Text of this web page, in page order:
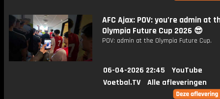
AFC Ajax: POV: you’re admin at
Olympia Future Cup 2026 😎
POV: admin at the Olympia Future Cup.
06-04-2026 22:45
YouTube
Voetbal.TV
Alle afleveringen